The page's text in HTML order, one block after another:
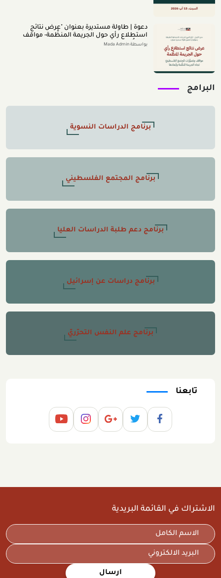
دعوة | طاولة مستديرة بعنوان "عرض نتائج
استطلاع رأي حول الجريمة المنظَّمة- مواقف
وتصوُّرات المجتمع الفلسطينيّ تجاه الجريمة
بواسطة Mada Admin
البرامج
برنامج الدراسات النسوية
برنامج المجتمع الفلسطيني
برنامج دعم طلبة الدراسات العليا
برنامج دراسات عن إسرائيل
برنامج علم النفس التحرّريّ
تابعنا
الاشتراك في القائمة البريدية
ارسال